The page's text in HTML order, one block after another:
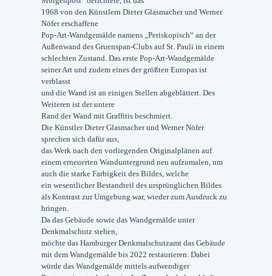
1968 von den Künstlern Dieter Glasmacher und Werner
Nöfer erschaffene
Pop-Art-Wandgemälde namens „Periskopisch“ an der
Außenwand des Gruenspan-Clubs auf St. Pauli in einem
schlechten Zustand. Das erste Pop-Art-Wandgemälde
seiner Art und zudem eines der größten Europas ist
verblasst
und die Wand ist an einigen Stellen abgeblättert. Des
Weiteren ist der untere
Rand der Wand mit Graffitis beschmiert.
Die Künstler Dieter Glasmacher und Werner Nöfer
sprechen sich dafür aus,
das Werk nach den vorliegenden Originalplänen auf
einem erneuerten Wanduntergrund neu aufzumalen, um
auch die starke Farbigkeit des Bildes, welche
ein wesentlicher Bestandteil des ursprünglichen Bildes
als Kontrast zur Umgebung war, wieder zum Ausdruck zu
bringen.
Da das Gebäude sowie das Wandgemälde unter
Denkmalschutz stehen,
möchte das Hamburger Denkmalschutzamt das Gebäude
mit dem Wandgemälde bis 2022 restaurieren. Dabei
würde das Wandgemälde mittels aufwendiger